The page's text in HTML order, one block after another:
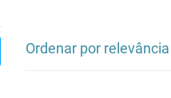
Ordenar por relevância